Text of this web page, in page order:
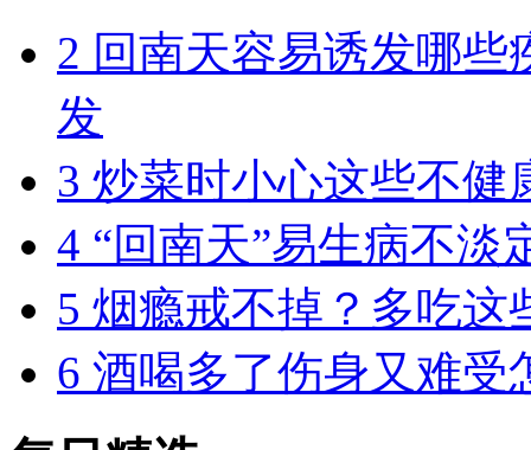
2 回南天容易诱发哪
发
3 炒菜时小心这些不健
4 “回南天”易生病不淡
5 烟瘾戒不掉？多吃这
6 酒喝多了伤身又难受